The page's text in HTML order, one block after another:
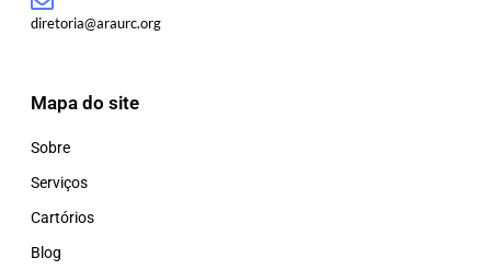
diretoria@araurc.org
Mapa do site
Sobre
Serviços
Cartórios
Blog